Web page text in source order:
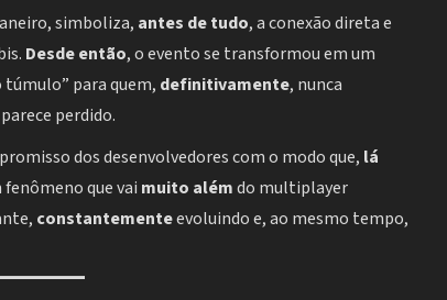
simboliza, antes de tudo, a conexão direta e
Desde então, o evento se transformou em um
para quem, definitivamente, nunca
perdido.
dos desenvolvedores com o modo que, lá
que vai muito alémdo multiplayer
constantementeevoluindo e, ao mesmo tempo,